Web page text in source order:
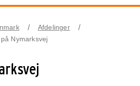
Afdelinger
Nymarksvej